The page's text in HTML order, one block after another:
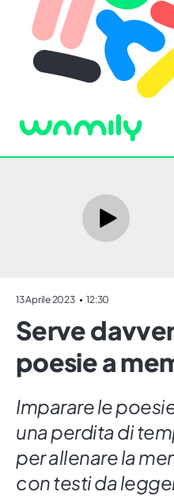
13 Aprile 2023 12:30
Serve
poesie a
Imparare le
una perdita di
per allenare la
con testi da